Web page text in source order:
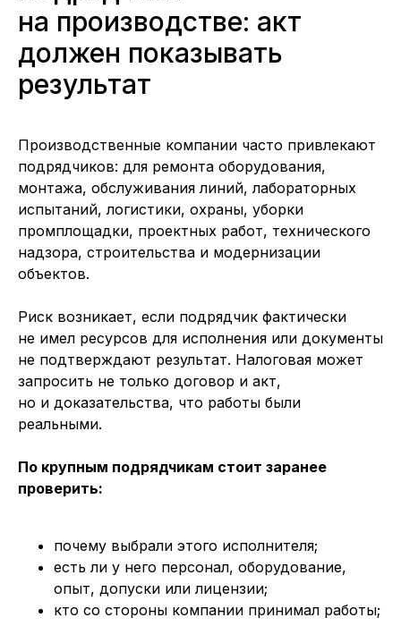
на производстве: акт
должен показывать
результат
Производственные компании часто привлекают
подрядчиков: для ремонта оборудования,
монтажа, обслуживания линий, лабораторных
испытаний, логистики, охраны, уборки
промплощадки, проектных работ, технического
надзора, строительства и модернизации
объектов.
Риск возникает, если подрядчик фактически
не имел ресурсов для исполнения или документы
не подтверждают результат. Налоговая может
запросить не только договор и акт,
но и доказательства, что работы были
реальными.
По крупным подрядчикам стоит заранее
проверить:
почему выбрали этого исполнителя;
есть ли у него персонал, оборудование,
опыт, допуски или лицензии;
кто со стороны компании принимал работы;